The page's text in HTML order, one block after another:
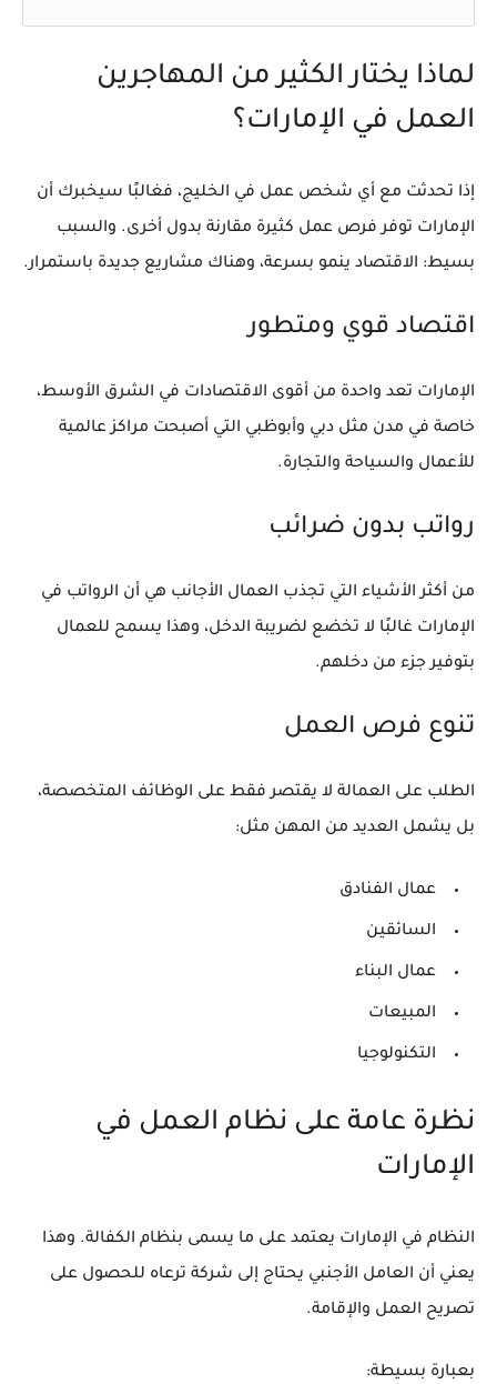
لماذا يختار الكثير من المهاجرين
العمل في الإمارات؟
إذا تحدثت مع أي شخص عمل في الخليج، فغالبًا سيخبرك أن
الإمارات توفر فرص عمل كثيرة مقارنة بدول أخرى. والسبب
بسيط: الاقتصاد ينمو بسرعة، وهناك مشاريع جديدة باستمرار.
اقتصاد قوي ومتطور
الإمارات تعد واحدة من أقوى الاقتصادات في الشرق الأوسط،
خاصة في مدن مثل دبي وأبوظبي التي أصبحت مراكز عالمية
للأعمال والسياحة والتجارة.
رواتب بدون ضرائب
من أكثر الأشياء التي تجذب العمال الأجانب هي أن الرواتب في
الإمارات غالبًا لا تخضع لضريبة الدخل، وهذا يسمح للعمال
بتوفير جزء من دخلهم.
تنوع فرص العمل
الطلب على العمالة لا يقتصر فقط على الوظائف المتخصصة،
بل يشمل العديد من المهن مثل:
عمال الفنادق
السائقين
عمال البناء
المبيعات
التكنولوجيا
نظرة عامة على نظام العمل في
الإمارات
النظام في الإمارات يعتمد على ما يسمى بنظام الكفالة. وهذا
يعني أن العامل الأجنبي يحتاج إلى شركة ترعاه للحصول على
تصريح العمل والإقامة.
بعبارة بسيطة: